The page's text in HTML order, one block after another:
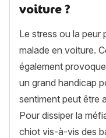
voiture ?
Le stress ou la peur
malade en voiture.
également
un grand handicap
sentiment peut être
Pour dissiper la
chiot vis-à-vis des